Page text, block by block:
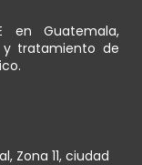
en Guatemala,
y tratamiento de
Zona 11, ciudad